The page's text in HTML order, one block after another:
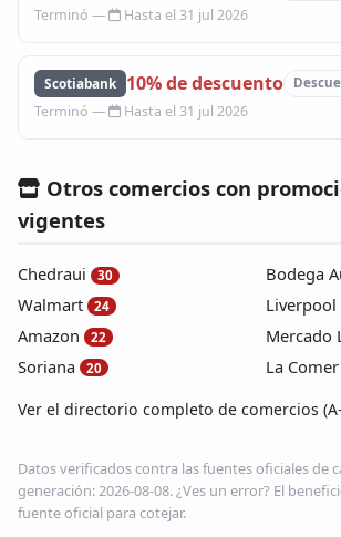
Hasta el 31 jul 2026
Scotiabank 10% de descuento
Hasta el 31 jul 2026
Otros comercios con
vigentes
Chedraui 30
Walmart 24
Amazon 22
Soriana 20
Bodega
Liverpool
Mercado
La Comer
Ver el directorio completo de comercios
Datos verificados contra las fuentes oficiales de
generación: 2026-08-08. ¿Ves un error? El
fuente oficial para cotejar.